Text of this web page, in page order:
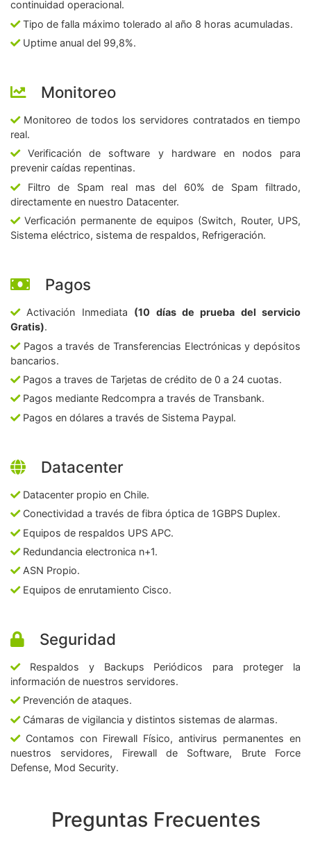
continuidad operacional.
Tipo de falla máximo tolerado al año 8 horas acumuladas.
Uptime anual del 99,8%.
Monitoreo
Monitoreo de todos los servidores contratados en tiempo
real.
Verificación de software y hardware en nodos para
prevenir caídas repentinas.
Filtro de Spam real mas del 60% de Spam filtrado,
directamente en nuestro Datacenter.
Verficación permanente de equipos (Switch, Router, UPS,
Sistema eléctrico, sistema de respaldos, Refrigeración.
Pagos
Activación Inmediata (10 días de prueba del servicio
Gratis).
Pagos a través de Transferencias Electrónicas y depósitos
bancarios.
Pagos a traves de Tarjetas de crédito de 0 a 24 cuotas.
Pagos mediante Redcompra a través de Transbank.
Pagos en dólares a través de Sistema Paypal.
Datacenter
Datacenter propio en Chile.
Conectividad a través de fibra óptica de 1GBPS Duplex.
Equipos de respaldos UPS APC.
Redundancia electronica n+1.
ASN Propio.
Equipos de enrutamiento Cisco.
Seguridad
Respaldos y Backups Periódicos para proteger la
información de nuestros servidores.
Prevención de ataques.
Cámaras de vigilancia y distintos sistemas de alarmas.
Contamos con Firewall Físico, antivirus permanentes en
nuestros servidores, Firewall de Software, Brute Force
Defense, Mod Security.
Preguntas Frecuentes